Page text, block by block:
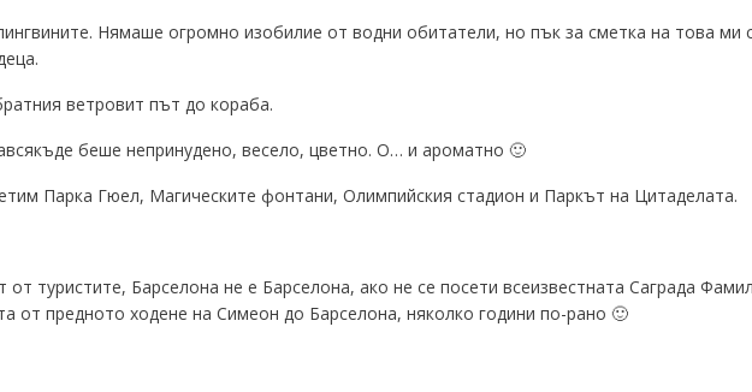
Нямаше огромно изобилие от водни обитатели, но пък за сметка на това ми
ветровит път до кораба.
беше непринудено, весело, цветно. О… и ароматно 🙂
Парка Гюел, Магическите фонтани, Олимпийския стадион и Паркът на Цитаделата.
туристите, Барселона не е Барселона, ако не се посети всеизвестната Саграда
от предното ходене на Симеон до Барселона, няколко години по-рано 🙂